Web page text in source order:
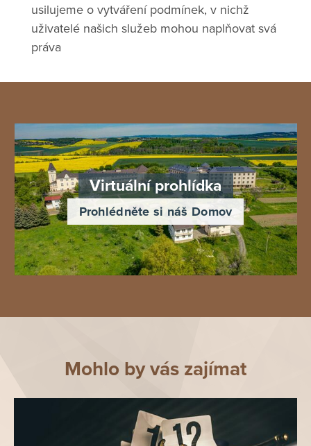
usilujeme o vytváření podmínek, v nichž
uživatelé našich služeb mohou naplňovat svá
práva
Virtuální prohlídka
Prohlédněte si náš Domov
Mohlo by vás zajímat